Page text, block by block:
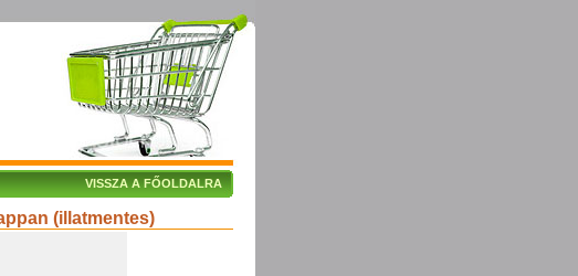
VISSZA A FŐOLDALRA
(illatmentes)